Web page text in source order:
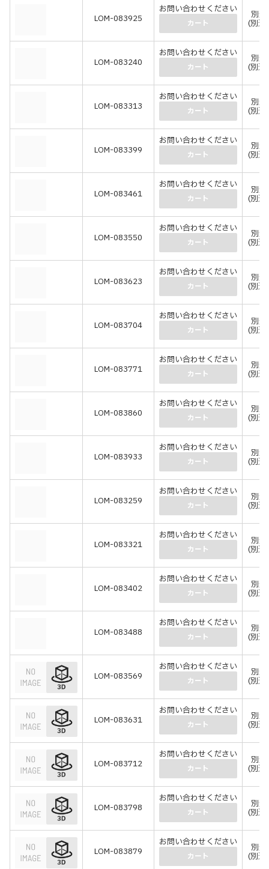
LOM-083925
お問い合わせください
カート
別途
(別途
LOM-083240
お問い合わせください
カート
別途
(別途
LOM-083313
お問い合わせください
カート
別途
(別途
LOM-083399
お問い合わせください
カート
別途
(別途
LOM-083461
お問い合わせください
カート
別途
(別途
LOM-083550
お問い合わせください
カート
別途
(別途
LOM-083623
お問い合わせください
カート
別途
(別途
LOM-083704
お問い合わせください
カート
別途
(別途
LOM-083771
お問い合わせください
カート
別途
(別途
LOM-083860
お問い合わせください
カート
別途
(別途
LOM-083933
お問い合わせください
カート
別途
(別途
LOM-083259
お問い合わせください
カート
別途
(別途
LOM-083321
お問い合わせください
カート
別途
(別途
LOM-083402
お問い合わせください
カート
別途
(別途
LOM-083488
お問い合わせください
カート
別途
(別途
LOM-083569
お問い合わせください
カート
別途
(別途
LOM-083631
お問い合わせください
カート
別途
(別途
LOM-083712
お問い合わせください
カート
別途
(別途
LOM-083798
お問い合わせください
カート
別途
(別途
LOM-083879
お問い合わせください
カート
別途
(別途